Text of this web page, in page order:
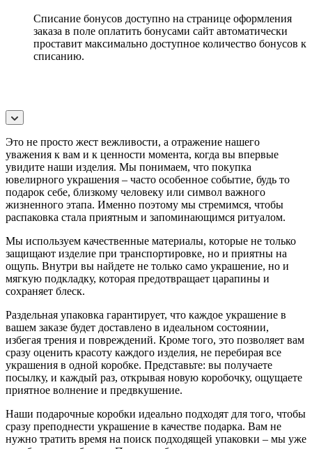
Списание бонусов доступно на странице оформления
заказа в поле оплатить бонусами сайт автоматически
проставит максимально доступное количество бонусов к
списанию.
Это не просто жест вежливости, а отражение нашего
уважения к вам и к ценности момента, когда вы впервые
увидите наши изделия. Мы понимаем, что покупка
ювелирного украшения – часто особенное событие, будь то
подарок себе, близкому человеку или символ важного
жизненного этапа. Именно поэтому мы стремимся, чтобы
распаковка стала приятным и запоминающимся ритуалом.
Мы используем качественные материалы, которые не только
защищают изделие при транспортировке, но и приятны на
ощупь. Внутри вы найдете не только само украшение, но и
мягкую подкладку, которая предотвращает царапины и
сохраняет блеск.
Раздельная упаковка гарантирует, что каждое украшение в
вашем заказе будет доставлено в идеальном состоянии,
избегая трения и повреждений. Кроме того, это позволяет вам
сразу оценить красоту каждого изделия, не перебирая все
украшения в одной коробке. Представьте: вы получаете
посылку, и каждый раз, открывая новую коробочку, ощущаете
приятное волнение и предвкушение.
Наши подарочные коробки идеально подходят для того, чтобы
сразу преподнести украшение в качестве подарка. Вам не
нужно тратить время на поиск подходящей упаковки – мы уже